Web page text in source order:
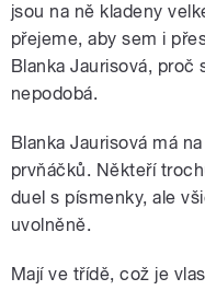
jsou na ně kladeny
přejeme, aby sem i
Blanka Jaurisová, proč
nepodobá.
Blanka Jaurisová má
prvňáčků. Někteří
duel s písmenky, ale
uvolněně.
Mají ve třídě, což je